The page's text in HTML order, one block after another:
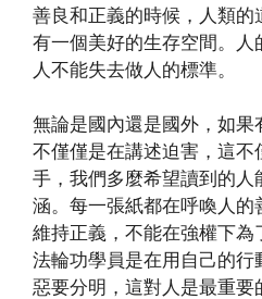
善良和正義的時候，人類的
有一個美好的生存空間。人
人不能失去做人的標準。
無論是國內還是國外，如果
不僅僅是在講述迫害，這不
手，我們多麼希望讀到的人
涵。每一張紙都在呼喚人
維持正義，不能在強權下為
法輪功學員是在用自己的
惡要分明，這對人是最重要